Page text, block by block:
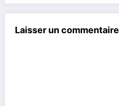
Laisser un commentaire